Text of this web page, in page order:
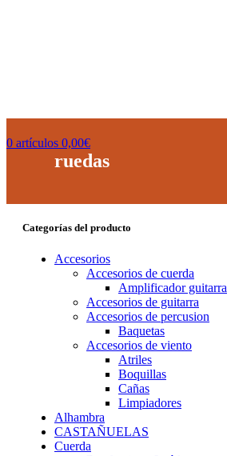
0 artículos 0,00€
ruedas
Categorías del producto
Accesorios
Accesorios de cuerda
Amplificador guitarra
Accesorios de guitarra
Accesorios de percusion
Baquetas
Accesorios de viento
Atriles
Boquillas
Cañas
Limpiadores
Alhambra
CASTAÑUELAS
Cuerda